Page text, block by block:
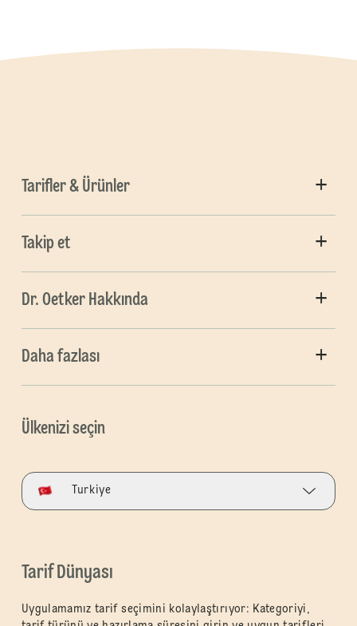
Tarifler & Ürünler
Takip et
Dr. Oetker Hakkında
Daha fazlası
Ülkenizi seçin
Turkiye
Tarif Dünyası
Uygulamamız tarif seçimini kolaylaştırıyor: Kategoriyi,